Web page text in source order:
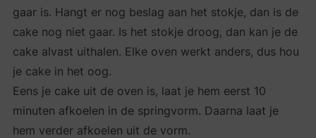
gaar is. Hangt er nog beslag aan het stokje, dan is de
cake nog niet gaar. Is het stokje droog, dan kan je de
cake alvast uithalen. Elke oven werkt anders, dus hou
je cake in het oog.
Eens je cake uit de oven is, laat je hem eerst 10
minuten afkoelen in de springvorm. Daarna laat je
hem verder afkoelen uit de vorm.